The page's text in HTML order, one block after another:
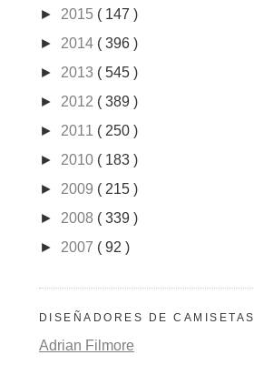
► 2015 ( 147 )
► 2014 ( 396 )
► 2013 ( 545 )
► 2012 ( 389 )
► 2011 ( 250 )
► 2010 ( 183 )
► 2009 ( 215 )
► 2008 ( 339 )
► 2007 ( 92 )
DISEÑADORES DE CAMISETAS
Adrian Filmore